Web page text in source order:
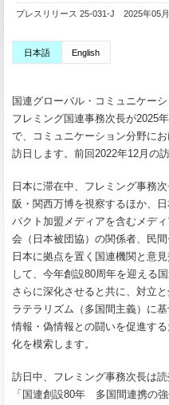
プレスリリース 25-031-J 2025年05
日本語 English
国連グローバル・コミュニケー
フレミング国連事務次長が2025年
で、コミュニケーション分野に
訪日します。前回2022年12月の
日本に滞在中、フレミング事務
阪・関西万博を視察するほか、日
パクト加盟メディアを含むメデ
会（日本被団協）の関係者、民
日本に拠点を置く国連機関と意
して、今年創設80周年を迎える
さらに深化させると共に、対立
ラテラリズム（多国間主義）に基
情報・偽情報との闘いを促進す
化を模索します。
訪日中、フレミング事務次長は
「国連創設80年 多国間連携の強